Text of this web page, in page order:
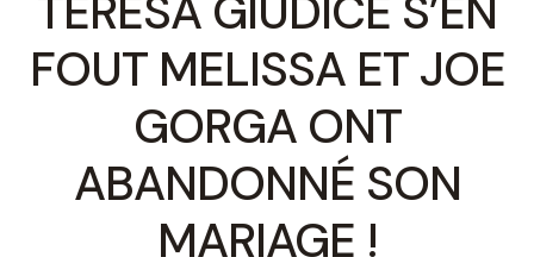
FOUT MELISSA ET JOE
GORGA ONT
ABANDONNÉ SON
MARIAGE !